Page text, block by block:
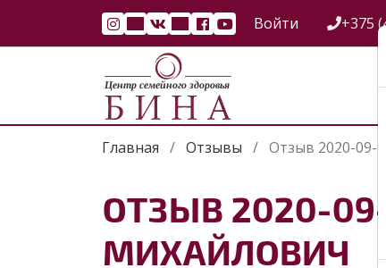
Войти +375
Главная Отзывы Отзыв 2020-09-
ОТЗЫВ 2020-
МИХАЙЛОВИЧ